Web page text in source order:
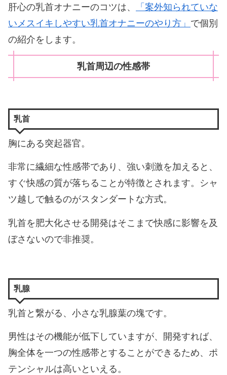
肝心の乳首オナニーのコツは、
「案外知られていな
いメスイキしやすい乳首オナニーのやり方」 で個別
の紹介をします。
乳首周辺の性感帯
乳首
胸にある突起器官。
非常に繊細な性感帯であり、強い刺激を加えると、
すぐ快感の質が落ちることが特徴とされます。シャ
ツ越しで触るのがスタンダートな方式。
乳首を肥大化させる開発はそこまで快感に影響を及
ぼさないので非推奨。
乳腺
乳首と繋がる、小さな乳腺葉の塊です。
男性はその機能が低下していますが、開発すれば、
胸全体を一つの性感帯とすることができるため、ポ
テンシャルは高いといえる。